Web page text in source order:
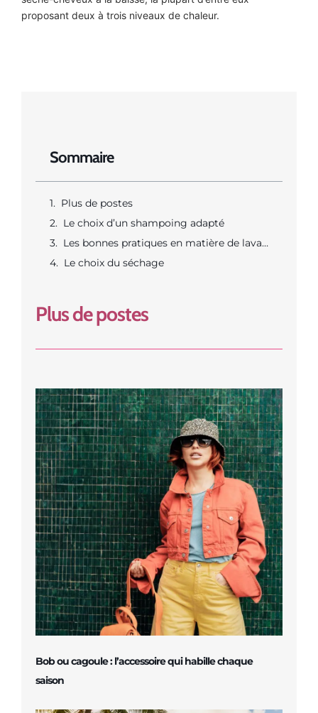
Sommaire
Plus de postes
Le choix d’un shampoing adapté
Les bonnes pratiques en matière de lavage
Le choix du séchage
Plus de postes
Bob ou cagoule : l’accessoire qui habille chaque
saison
proposant deux à trois niveaux de chaleur.